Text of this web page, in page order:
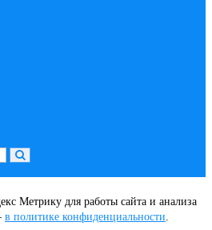
Метрику для работы сайта и анализа
в политике конфиденциальности